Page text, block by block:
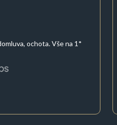
ochota. Vše na 1*